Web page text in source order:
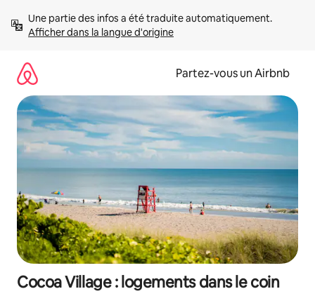
directement
Afficher dans la langue d'origine
Partez-vous un Airbnb
Cocoa Village : logements dans le coin